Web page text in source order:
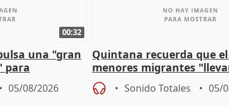
00:32
una "gran
para
05/08/2026
Quintana recuerda que
menores migrantes
aportación del Gobierno"
Sonido Totales 05/